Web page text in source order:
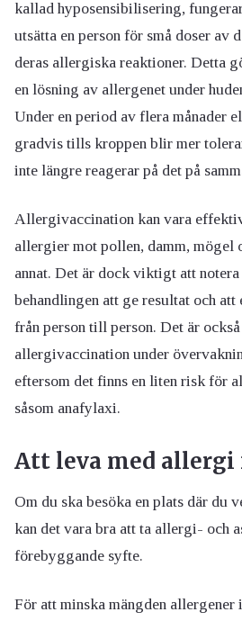
kallad hyposensibilisering,
utsätta en person för små doser av
deras allergiska reaktioner. Detta
en lösning av allergenet under
Under en period av flera månader
gradvis tills kroppen blir mer
inte längre reagerar på det på
Allergivaccination kan vara
allergier mot pollen, damm, mögel
annat. Det är dock viktigt att
behandlingen att ge resultat och
från person till person. Det är
allergivaccination under
eftersom det finns en liten risk för
såsom anafylaxi.
Att leva med allergi
Om du ska besöka en plats där du
kan det vara bra att ta allergi- och
förebyggande syfte.
För att minska mängden